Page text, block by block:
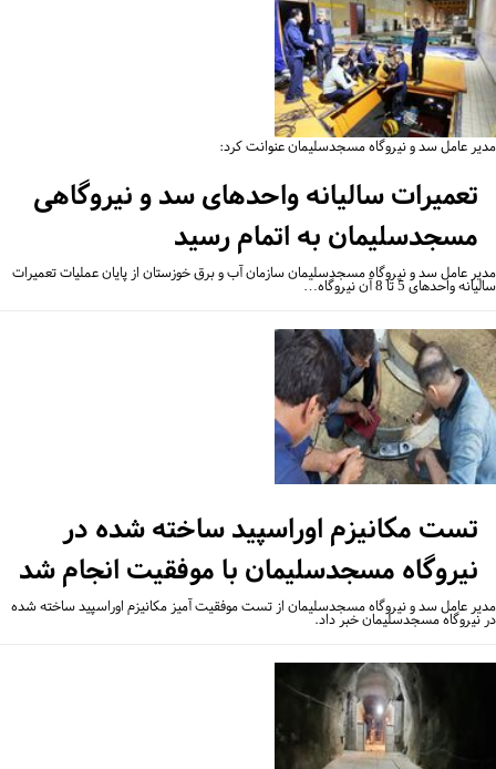
عامل سد و نیروگاه مسجدسلیمان عنوانت کرد:
تعمیرات سالیانه واحدهای سد و نیروگاهی
مسجدسلیمان به اتمام رسید
عامل سد و نیروگاه مسجدسلیمان سازمان آب و برق خوزستان از پایان عملیات تعمیرات
واحدهای 5 تا 8 آن نیروگاه…
تست مکانیزم اوراسپید ساخته شده در
نیروگاه مسجدسلیمان با موفقیت انجام شد
عامل سد و نیروگاه مسجدسلیمان از تست موفقیت آمیز مکانیزم اوراسپید ساخته شده
نیروگاه مسجدسلیمان خبر داد.